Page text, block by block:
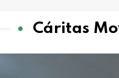
Cáritas